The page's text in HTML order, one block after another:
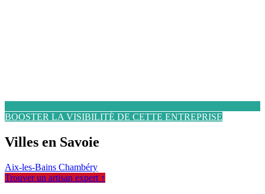
BOOSTER LA VISIBILITÉ DE CETTE ENTREPRISE
Villes en Savoie
Aix-les-Bains Chambéry
Trouver un artisan expert ↑